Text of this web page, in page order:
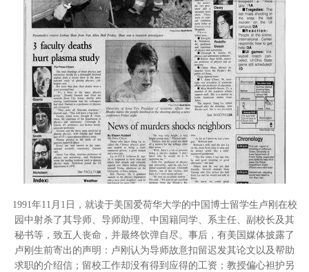
1991年11月1日，就读于美国爱荷华大学的中国博士留学生卢刚在校
园中射杀了其导师、导师助理、中国籍同学、系主任、副校长及其
秘书等，致五人丧命，并最终饮弹自尽。事后，有美国媒体披露了
卢刚生前寄出的声明：卢刚认为导师故意扣留迟发其论文以及帮助
求职的介绍信；留校工作却没有得到应得的工资；教授偏心袒护另